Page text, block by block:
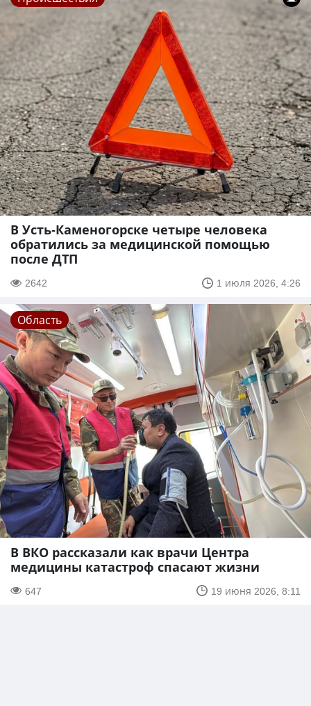
В Усть-Каменогорске четыре человека
обратились за медицинской помощью
после ДТП
2642 1 июля 2026, 4:26
Область
В ВКО рассказали как врачи Центра
медицины катастроф спасают жизни
647 19 июня 2026, 8:11